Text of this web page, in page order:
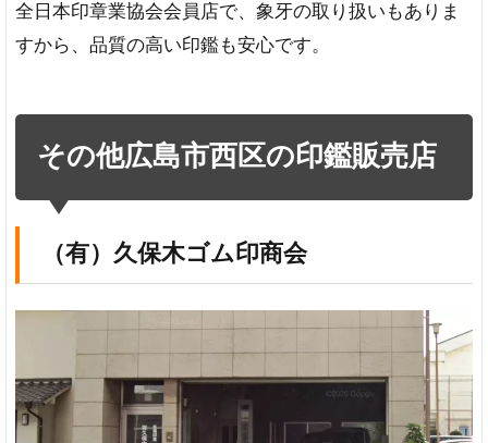
全日本印章業協会会員店で、象牙の取り扱いもありま
すから、品質の高い印鑑も安心です。
その他広島市西区の印鑑販売店
（有）久保木ゴム印商会